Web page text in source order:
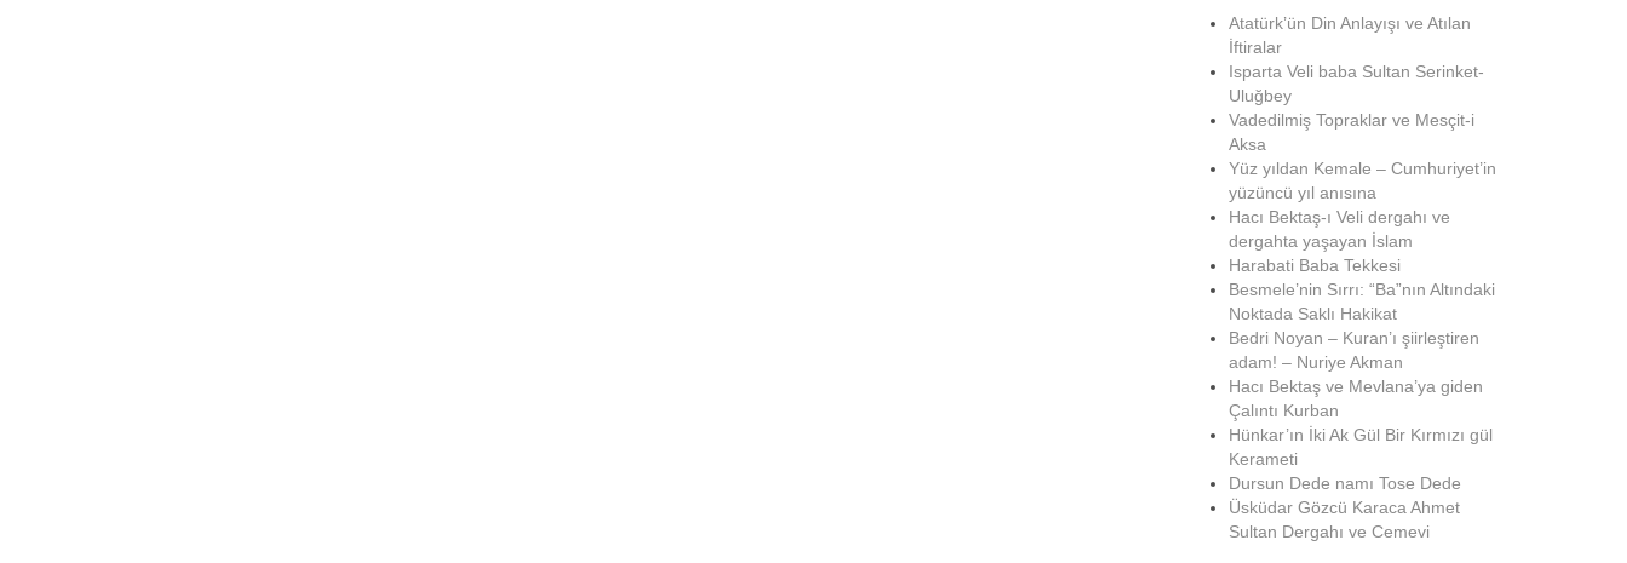
Atatürk’ün Din Anlayışı ve Atılan
İftiralar
Isparta Veli baba Sultan Serinket-
Uluğbey
Vadedilmiş Topraklar ve Mesçit-i
Aksa
Yüz yıldan Kemale – Cumhuriyet’in
yüzüncü yıl anısına
Hacı Bektaş-ı Veli dergahı ve
dergahta yaşayan İslam
Harabati Baba Tekkesi
Besmele’nin Sırrı: “Ba”nın Altındaki
Noktada Saklı Hakikat
Bedri Noyan – Kuran’ı şiirleştiren
adam! – Nuriye Akman
Hacı Bektaş ve Mevlana’ya giden
Çalıntı Kurban
Hünkar’ın İki Ak Gül Bir Kırmızı gül
Kerameti
Dursun Dede namı Tose Dede
Üsküdar Gözcü Karaca Ahmet
Sultan Dergahı ve Cemevi